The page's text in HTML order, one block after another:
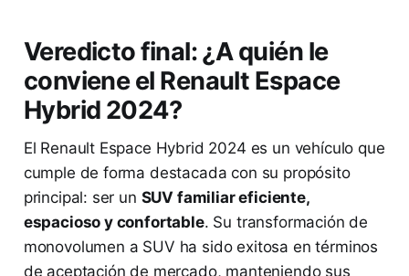
Veredicto final: ¿A quién le
conviene el Renault Espace
Hybrid 2024?
El Renault Espace Hybrid 2024 es un vehículo que
cumple de forma destacada con su propósito
principal: ser un SUV familiar eficiente,
espacioso y confortable. Su transformación de
monovolumen a SUV ha sido exitosa en términos
de aceptación de mercado, manteniendo sus